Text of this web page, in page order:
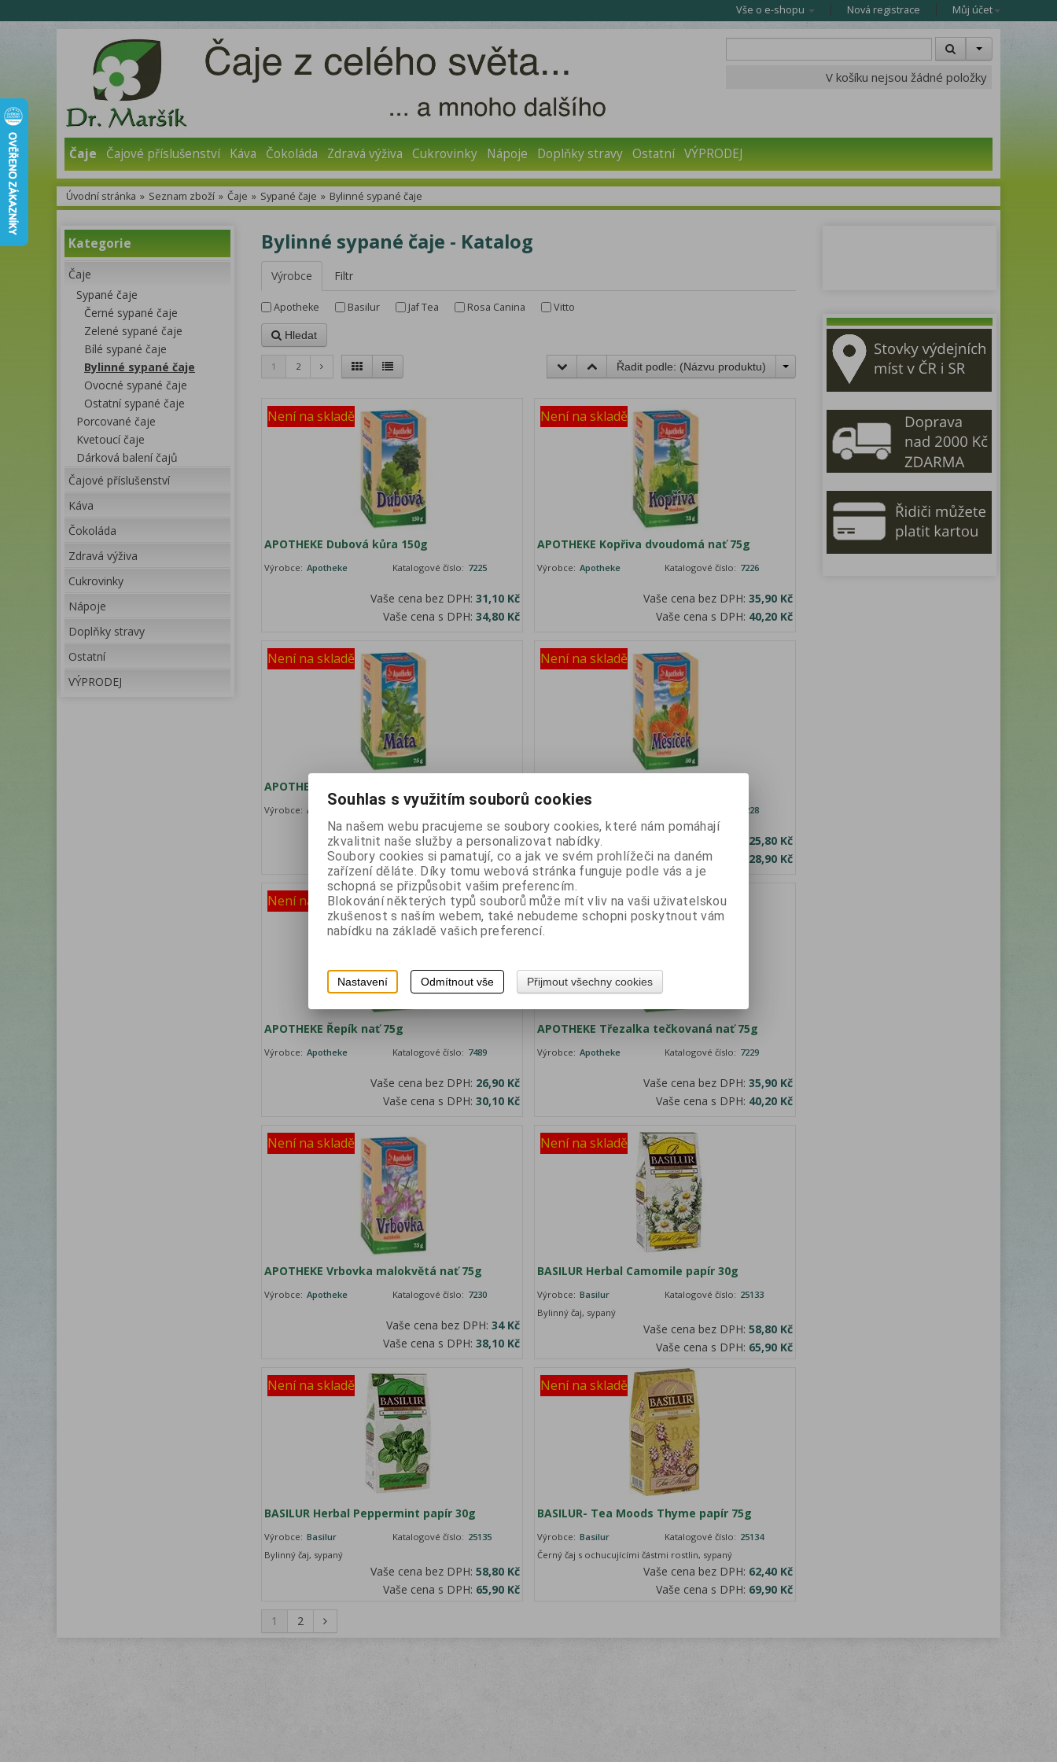
Vše o e-shopu Nová registrace Můj účet
V košíku nejsou žádné položky
Čaje Čajové příslušenství Káva Čokoláda Zdravá výživa Cukrovinky Nápoje Doplňky stravy Ostatní VÝPRODEJ
Úvodní stránka » Seznam zboží » Čaje » Sypané čaje » Bylinné sypané čaje
Kategorie
Čaje
Sypané čaje
Černé sypané čaje
Zelené sypané čaje
Bílé sypané čaje
Bylinné sypané čaje
Ovocné sypané čaje
Ostatní sypané čaje
Porcované čaje
Kvetoucí čaje
Dárková balení čajů
Čajové příslušenství
Káva
Čokoláda
Zdravá výživa
Cukrovinky
Nápoje
Doplňky stravy
Ostatní
VÝPRODEJ
Bylinné sypané čaje - Katalog
Výrobce Filtr
Apotheke Basilur Jaf Tea Rosa Canina Vitto
Hledat
1 2 Řadit podle: (Názvu produktu)
Není na skladě
APOTHEKE Dubová kůra 150g
Výrobce: Apotheke Katalogové číslo: 7225
Vaše cena bez DPH:31,10 Kč
Vaše cena s DPH:34,80 Kč
Není na skladě
APOTHEKE Kopřiva dvoudomá nať 75g
Výrobce: Apotheke Katalogové číslo: 7226
Vaše cena bez DPH: 35,90 Kč
Vaše cena s DPH: 40,20 Kč
Není na skladě
APOTHEKE Máta peprná nať 75g
Výrobce: Apotheke Katalogové číslo:
Vaše cena bez DPH:19,90 Kč
Vaše cena s DPH:22,30 Kč
Není na skladě
7228
25,80 Kč
Vaše cena s DPH: 28,90 Kč
Není na skladě
APOTHEKE Řepík nať 75g
Výrobce: Apotheke Katalogové číslo: 7489
Vaše cena bez DPH: 26,90 Kč
Vaše cena s DPH:30,10 Kč
Není na skladě
APOTHEKE Třezalka tečkovaná nať 75g
Výrobce: Apotheke Katalogové číslo: 7229
Vaše cena bez DPH: 35,90 Kč
Vaše cena s DPH: 40,20 Kč
Není na skladě
APOTHEKE Vrbovka malokvětá nať 75g
Výrobce: Apotheke Katalogové číslo: 7230
Vaše cena bez DPH:34 Kč
Vaše cena s DPH:38,10 Kč
Není na skladě
BASILUR Herbal Camomile papír 30g
Výrobce: Basilur Katalogové číslo: 25133
Bylinný čaj, sypaný
Vaše cena bez DPH: 58,80 Kč
Vaše cena s DPH: 65,90 Kč
Není na skladě
BASILUR Herbal Peppermint papír 30g
Výrobce: Basilur Katalogové číslo: 25135
Bylinný čaj, sypaný
Vaše cena bez DPH:58,80 Kč
Vaše cena s DPH: 65,90 Kč
Není na skladě
BASILUR- Tea Moods Thyme papír 75g
Výrobce: Basilur Katalogové číslo: 25134
Černý čaj s ochucujícími částmi rostlin, sypaný
Vaše cena bez DPH: 62,40 Kč
Vaše cena s DPH: 69,90 Kč
1 2
Souhlas s využitím souborů cookies
Na našem webu pracujeme se soubory cookies, které nám pomáhají
zkvalitnit naše služby a personalizovat nabídky.
Soubory cookies si pamatují, co a jak ve svém prohlížeči na daném
zařízení děláte. Díky tomu webová stránka funguje podle vás a je
schopná se přizpůsobit vašim preferencím.
Blokování některých typů souborů může mít vliv na vaši uživatelskou
zkušenost s naším webem, také nebudeme schopni poskytnout vám
nabídku na základě vašich preferencí.
Nastavení Odmítnout vše Přijmout všechny cookies